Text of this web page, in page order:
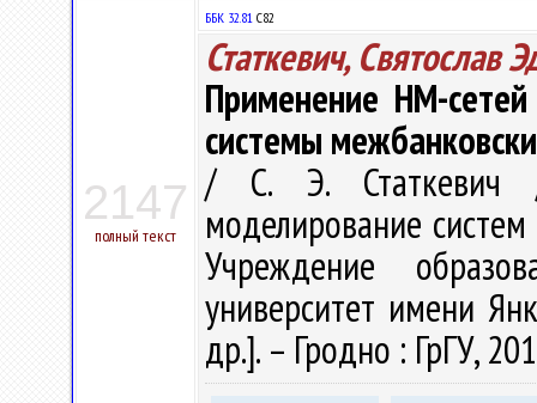
2147
полный текст
ББК 32.81 С82
Статкевич, Святослав
Применение НМ-
системы
/ С. Э. Статкевич //
моделирование
Учреждение
университет имени
др.]. – Гродно : ГрГУ,